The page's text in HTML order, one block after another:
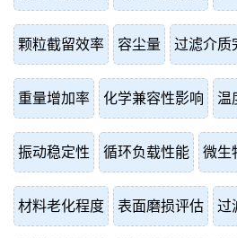
颗粒截留效率 容尘量 过滤介质
重量增加率 化学兼容性影响 温
振动稳定性 循环负载性能 微生
材料老化程度 表面磨损评估 过